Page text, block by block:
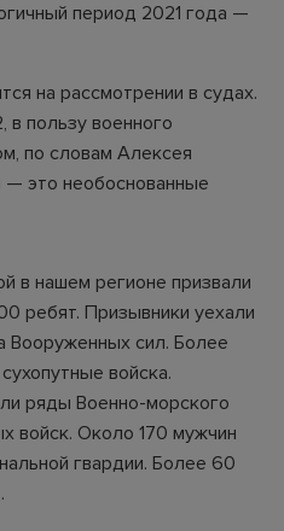
период 2021 года —
на рассмотрении в судах.
в пользу военного
по словам Алексея
— это необоснованные
в нашем регионе призвали
ребят. Призывники уехали
Вооруженных сил. Более
войска.
ряды Военно-морского
войск. Около 170 мужчин
гвардии. Более 60